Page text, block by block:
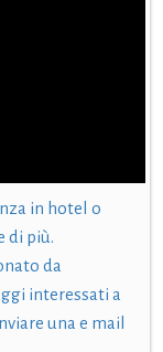
in hotel o
di più.
da
interessati a
una e mail